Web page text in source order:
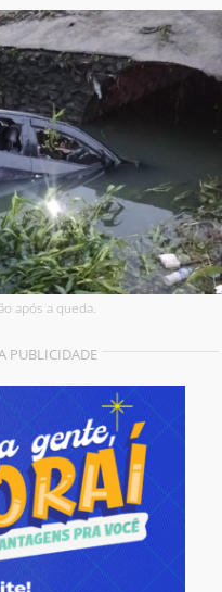
após a queda.
PUBLICIDADE